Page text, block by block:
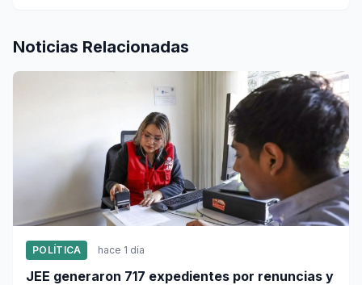
Noticias Relacionadas
POLÍTICA hace 1 día
JEE generaron 717 expedientes por renuncias y